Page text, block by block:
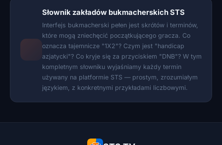
Słownik zakładów bukmacherskich STS
Interfejs bukmacherski pełen jest skrótów i terminów,
które mogą zniechęcić początkującego gracza. Co
oznacza tajemnicze "1X2"? Czym jest "handicap
azjatycki"? Co kryje się za przyciskiem "DNB"? W tym
kompletnym słowniku wyjaśniamy każdy termin
używany na platformie STS — prostym, zrozumiałym
językiem, z konkretnymi przykładami liczbowymi.